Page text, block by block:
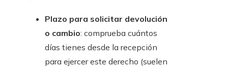
Plazo para solicitar devolución
o cambio: comprueba cuántos
días tienes desde la recepción
para ejercer este derecho (suelen